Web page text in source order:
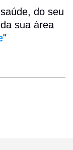
do seu
sua área
"